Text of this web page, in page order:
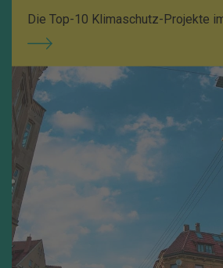
Die Top-10 Klimaschutz-Projekte